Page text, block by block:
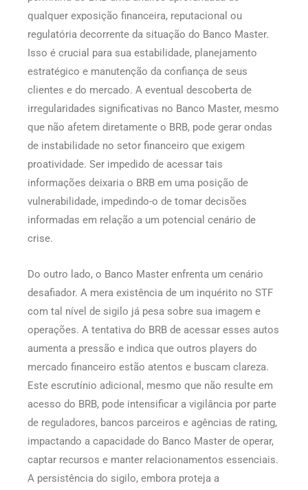
qualquer exposição financeira, reputacional ou
regulatória decorrente da situação do Banco Master.
Isso é crucial para sua estabilidade, planejamento
estratégico e manutenção da confiança de seus
clientes e do mercado. A eventual descoberta de
irregularidades significativas no Banco Master, mesmo
que não afetem diretamente o BRB, pode gerar ondas
de instabilidade no setor financeiro que exigem
proatividade. Ser impedido de acessar tais
informações deixaria o BRB em uma posição de
vulnerabilidade, impedindo-o de tomar decisões
informadas em relação a um potencial cenário de
crise.
Do outro lado, o Banco Master enfrenta um cenário
desafiador. A mera existência de um inquérito no STF
com tal nível de sigilo já pesa sobre sua imagem e
operações. A tentativa do BRB de acessar esses autos
aumenta a pressão e indica que outros players do
mercado financeiro estão atentos e buscam clareza.
Este escrutínio adicional, mesmo que não resulte em
acesso do BRB, pode intensificar a vigilância por parte
de reguladores, bancos parceiros e agências de rating,
impactando a capacidade do Banco Master de operar,
captar recursos e manter relacionamentos essenciais.
A persistência do sigilo, embora proteja a